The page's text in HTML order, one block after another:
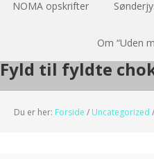
NOMA opskrifter
Om “Uden
Fyld til fyldte
Du er her: Forside / Uncategorized /